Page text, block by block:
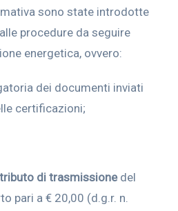
sono state introdotte
procedure da seguire
energetica, ovvero:
dei documenti inviati
certificazioni;
di trasmissionedel
pari a € 20,00 (d.g.r. n.